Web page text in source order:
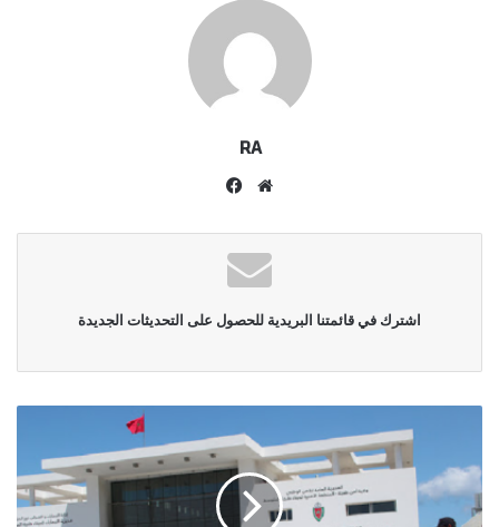
RA
موقع
اشترك في قائمتنا البريدية للحصول على التحديثات الجديدة